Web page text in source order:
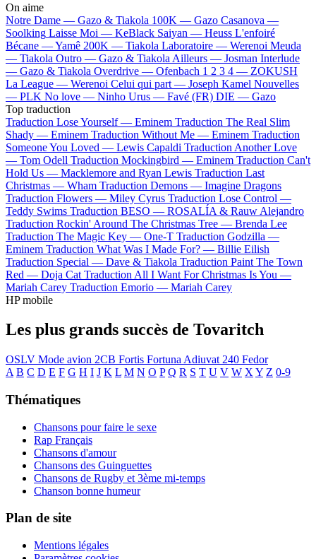
On aime
Notre Dame — Gazo & Tiakola 100K — Gazo Casanova —
Soolking Laisse Moi — KeBlack Saiyan — Heuss L'enfoiré
Bécane —Yamê 200K — Tiakola Laboratoire — Werenoi Meuda
— Tiakola Outro — Gazo & Tiakola Ailleurs — Josman Interlude
— Gazo & Tiakola Overdrive — Ofenbach 1 2 3 4 — ZOKUSH
La League — Werenoi Celui qui part — Joseph Kamel Nouvelles
— PLK No love — Ninho Urus — Favé (FR) DIE — Gazo
Top traduction
Traduction Lose Yourself — Eminem Traduction The Real Slim
Shady — Eminem Traduction Without Me — Eminem Traduction
Someone You Loved — Lewis Capaldi Traduction Another Love
— Tom Odell Traduction Mockingbird — Eminem Traduction Can't
Hold Us — Macklemore and Ryan Lewis Traduction Last
Christmas — Wham Traduction Demons — Imagine Dragons
Traduction Flowers — Miley Cyrus Traduction Lose Control —
Teddy Swims Traduction BESO — ROSALÍA & Rauw Alejandro
Traduction Rockin' Around The Christmas Tree — Brenda Lee
Traduction The Magic Key — One-T Traduction Godzilla —
Eminem Traduction What Was I Made For? — Billie Eilish
Traduction Special — Dave & Tiakola Traduction Paint The Town
Red — Doja Cat Traduction All I Want For Christmas Is You —
Mariah Carey Traduction Emorio — Mariah Carey
HP mobile
Les plus grands succès de Tovaritch
OSLV Mode avion 2CB Fortis Fortuna Adiuvat 240 Fedor
A B C D E F G H I J K L M N O P Q R S T U V W X Y Z 0-9
Thématiques
Chansons pour faire le sexe
Rap Français
Chansons d'amour
Chansons des Guinguettes
Chansons de Rugby et 3ème mi-temps
Chanson bonne humeur
Plan de site
Mentions légales